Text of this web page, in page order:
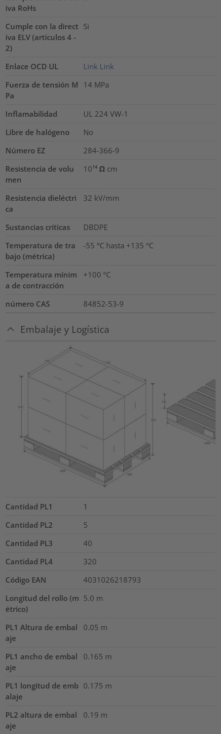
iva RoHs
Cumple con la direct
iva ELV (artículos 4 -
2)
Si
Enlace OCD UL Link Link
Fuerza de tensión M
Pa
14 MPa
Inflamabilidad
UL 224 VW-1
Libre de halógeno
No
Número EZ
284-366-9
Resistencia de volu
men
10¹⁴ Ω cm
Resistencia dieléctri
ca
32 kV/mm
Sustancias críticas
DBDPE
Temperatura de tra
bajo (métrica)
-55 °C hasta +135 °C
Temperatura mínim
a de contracción
+100 °C
número CAS 84852-53-9
Embalaje y Logística
Cantidad PL1
1
Cantidad PL2
5
Cantidad PL3
40
Cantidad PL4
320
Código EAN
4031026218793
Longitud del rollo (m
étrico)
5.0 m
PL1 Altura de embal
aje
0.05 m
PL1 ancho de embal
aje
0.165 m
PL1 longitud de emb
alaje
0.175 m
PL2 altura de embal
aje
0.19 m